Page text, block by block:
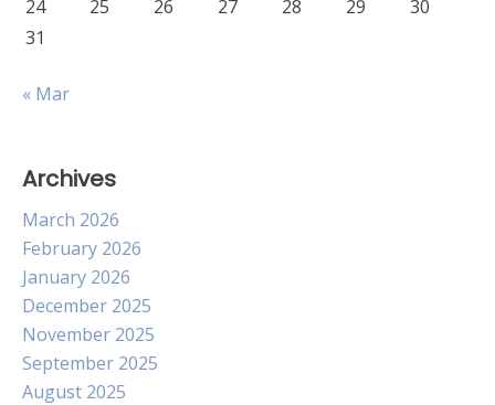
24
25 26 27 28 29
30
31
« Mar
Archives
March 2026
February 2026
January 2026
December 2025
November 2025
September 2025
August 2025